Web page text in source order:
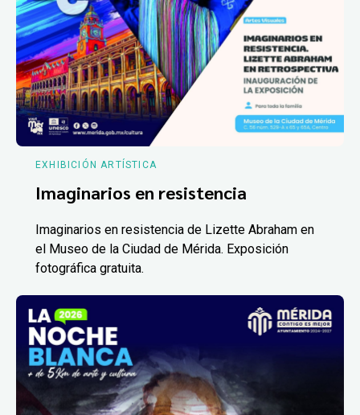
EXHIBICIÓN ARTÍSTICA
Imaginarios en resistencia
Imaginarios en resistencia de Lizette Abraham en
el Museo de la Ciudad de Mérida. Exposición
fotográfica gratuita.